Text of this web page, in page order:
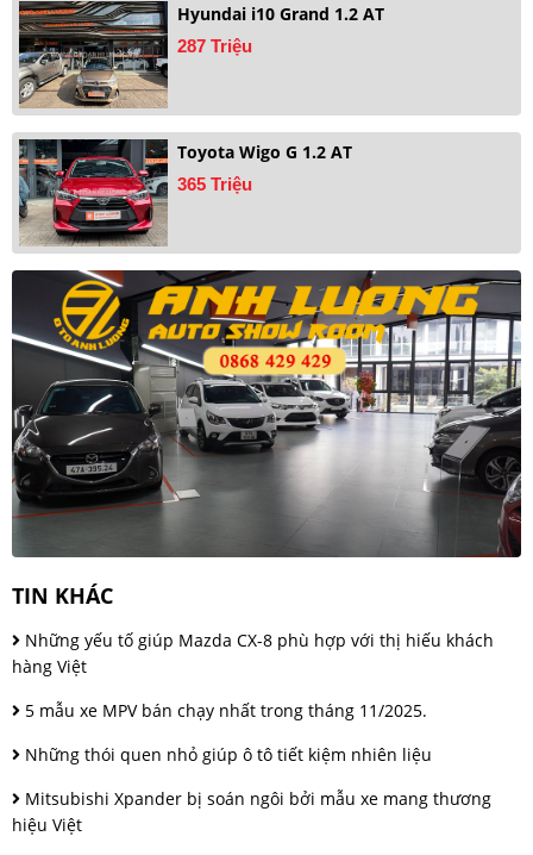
Hyundai i10 Grand 1.2 AT
287 Triệu
Toyota Wigo G 1.2 AT
365 Triệu
TIN KHÁC
Những yếu tố giúp Mazda CX-8 phù hợp với thị hiếu khách
hàng Việt
5 mẫu xe MPV bán chạy nhất trong tháng 11/2025.
Những thói quen nhỏ giúp ô tô tiết kiệm nhiên liệu
Mitsubishi Xpander bị soán ngôi bởi mẫu xe mang thương
hiệu Việt